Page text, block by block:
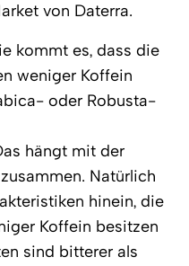
von Daterra.
kommt es, dass die
weniger Koffein
oder Robusta-
hängt mit der
Natürlich
hinein, die
Koffein besitzen
sind bitterer als